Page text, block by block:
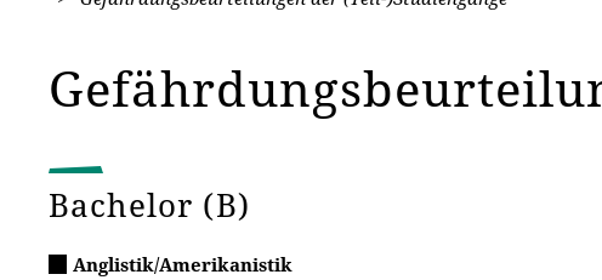
Bachelor (B)
Anglistik/Amerikanistik